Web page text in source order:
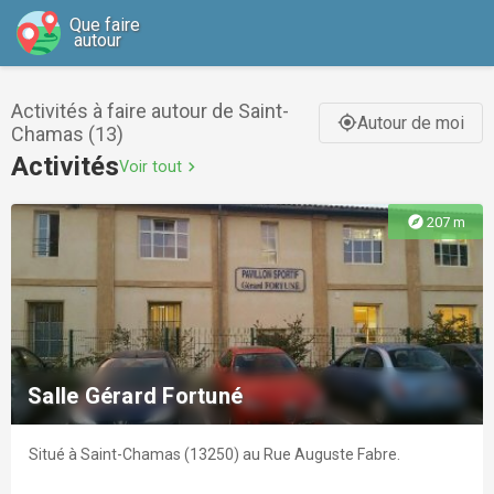
Que faire
autour
Activités à faire autour de Saint-
Chamas (13)
gps_fixedAutour de moi
ActivitésVoir tout chevron_right
explore 207 m
Salle Gérard Fortuné
Situé à Saint-Chamas (13250) au Rue Auguste Fabre.